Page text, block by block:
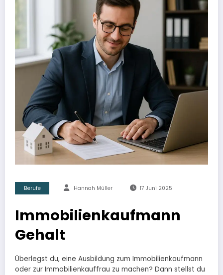
Berufe Hannah Müller 17 Juni 2025
Immobilienkaufmann
Gehalt
Überlegst du, eine Ausbildung zum Immobilienkaufmann
oder zur Immobilienkauffrau zu machen? Dann stellst du